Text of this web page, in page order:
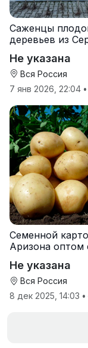
Саженцы
деревьев из
Не указана
Вся Россия
7 янв 2026, 22:04 •
Семенной
Аризона оптом
Не указана
Вся Россия
8 дек 2025, 14:03 •